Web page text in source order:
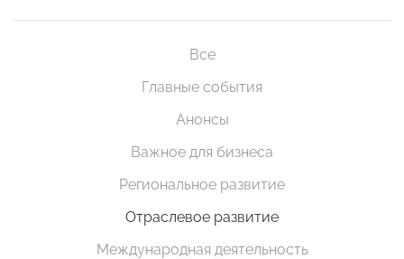
Все
Главные события
Анонсы
Важное для бизнеса
Региональное развитие
Отраслевое развитие
Международная деятельность